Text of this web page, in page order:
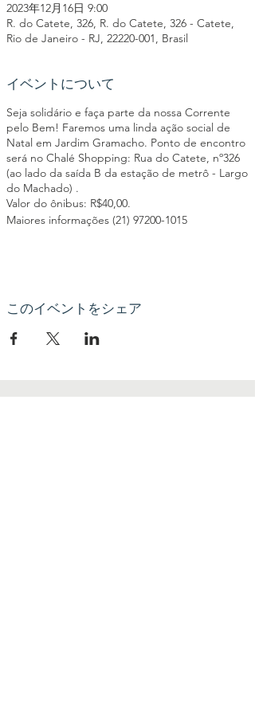
2023年12月16日 9:00
R. do Catete, 326, R. do Catete, 326 - Catete,
Rio de Janeiro - RJ, 22220-001, Brasil
イベントについて
Seja solidário e faça parte da nossa Corrente
pelo Bem! Faremos uma linda ação social de
Natal em Jardim Gramacho. Ponto de encontro
será no Chalé Shopping: Rua do Catete, nº326
(ao lado da saída B da estação de metrô - Largo
do Machado) .
Valor do ônibus: R$40,00.
Maiores informações (21) 97200-1015
このイベントをシェア